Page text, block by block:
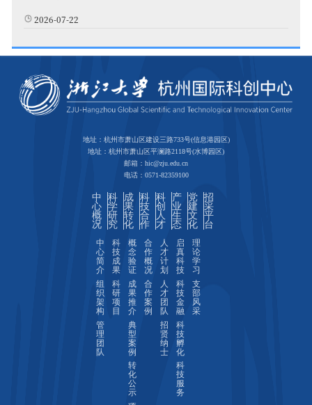
2026-07-22
地址：杭州市萧山区建设三路733号(信息港园区)
地址：杭州市萧山区平澜路2118号(水博园区)
邮箱：hic@zju.edu.cn
电话：0571-82359100
中
心
概
况
中
心
简
介
组
织
架
构
管
理
团
队
科
学
研
究
科
技
成
果
科
研
项
目
成
果
转
化
概
念
验
证
成
果
推
介
典
型
案
例
转
化
公
示
科
技
合
作
合
作
概
况
合
作
案
例
科
创
人
才
人
才
计
划
人
才
团
队
招
贤
纳
士
产
业
生
态
启
真
科
技
科
技
金
融
科
技
孵
化
科
技
服
务
党
建
文
化
理
论
学
习
支
部
风
采
招
采
平
台